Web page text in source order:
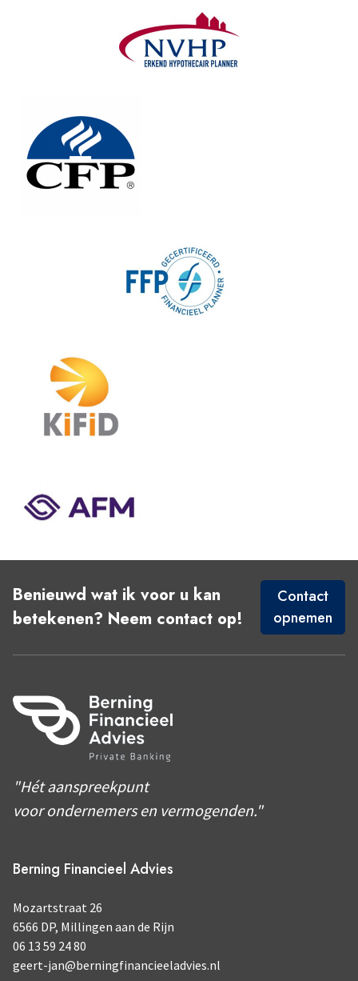
Benieuwd wat ik voor u kan
betekenen? Neem contact op!
Contact
opnemen
"Hét aanspreekpunt
voor ondernemers en vermogenden."
Berning Financieel Advies
Mozartstraat 26
6566 DP, Millingen aan de Rijn
06 13 59 24 80
geert-jan@berningfinancieeladvies.nl